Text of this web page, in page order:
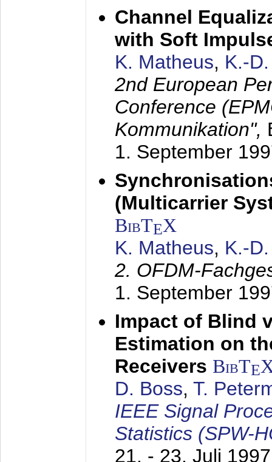
Channel
with Soft
K. Matheus, K.-
2nd European
Conference
Kommunikation",
1. September
(Multicarrier
BibTEX
K. Matheus, K.-
2. OFDM-
1. September
Impact of Blind
Estimation on
Receivers BibTE
D. Boss, T.
IEEE Signal
Statistics (SPW-
21. - 23. Juli 1997